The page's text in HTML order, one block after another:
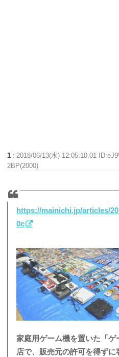
1 : 2018/06/13(水) 12:05:10.01
2BP(2000)
https://mainichi.jp/articles/
0c
家庭用ゲーム機を置いた「
店で、販売元の許可を得ず